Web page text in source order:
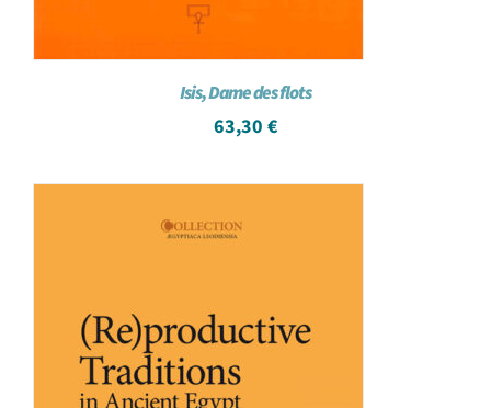
Isis, Dame des flots
63,30 €